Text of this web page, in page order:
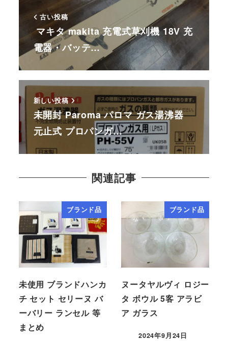
古い投稿
マキタ makita 充電式草刈機 18V 充
電器・バッテ…
新しい投稿
未開封 Paroma パロマ ガス湯沸器
元止式 プロパンガ…
関連記事
ブランド品
未使用 ブランドハンカ
チ セット セリーヌ バ
ーバリー ランセル 等
まとめ
ブランド品
ヌータヤルヴィ ロジー
タ ボウル 5客 アラビ
ア ガラス
2024年9月24日